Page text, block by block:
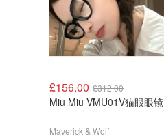
£156.00 £312.00
Miu Miu VMU01V猫眼眼镜
Maverick & Wolf